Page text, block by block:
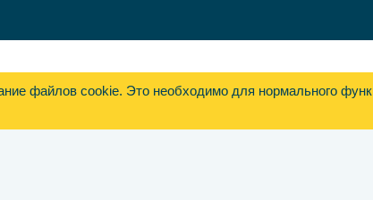
файлов cookie. Это необходимо для нормального